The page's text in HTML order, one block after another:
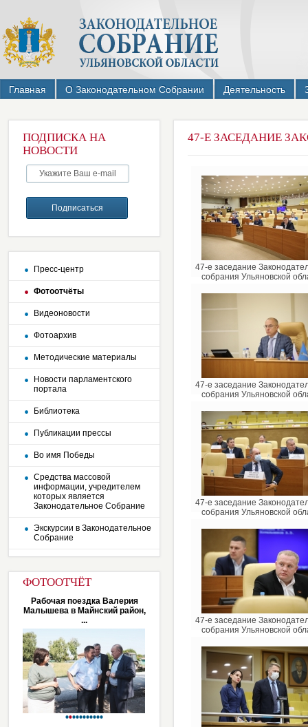
Главная О Законодательном Собрании Деятельность
ПОДПИСКА НА
НОВОСТИ
Пресс-центр
Фотоотчёты
Видеоновости
Фотоархив
Методические материалы
Новости парламентского
портала
Библиотека
Публикации прессы
Во имя Победы
Средства массовой
информации, учредителем
которых является
Законодательное Собрание
Экскурсии в Законодательное
Собрание
ФОТООТЧЁТ
Рабочая поездка Валерия
Малышева в Майнский район,
...
47-Е ЗАСЕДАНИЕ
47-е заседание
собрания Ульяновской
47-е заседание
собрания Ульяновской
47-е заседание
собрания Ульяновской
47-е заседание
собрания Ульяновской